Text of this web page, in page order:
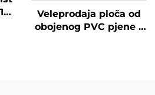
Veleprodaja ploča od
obojenog PVC pjene s